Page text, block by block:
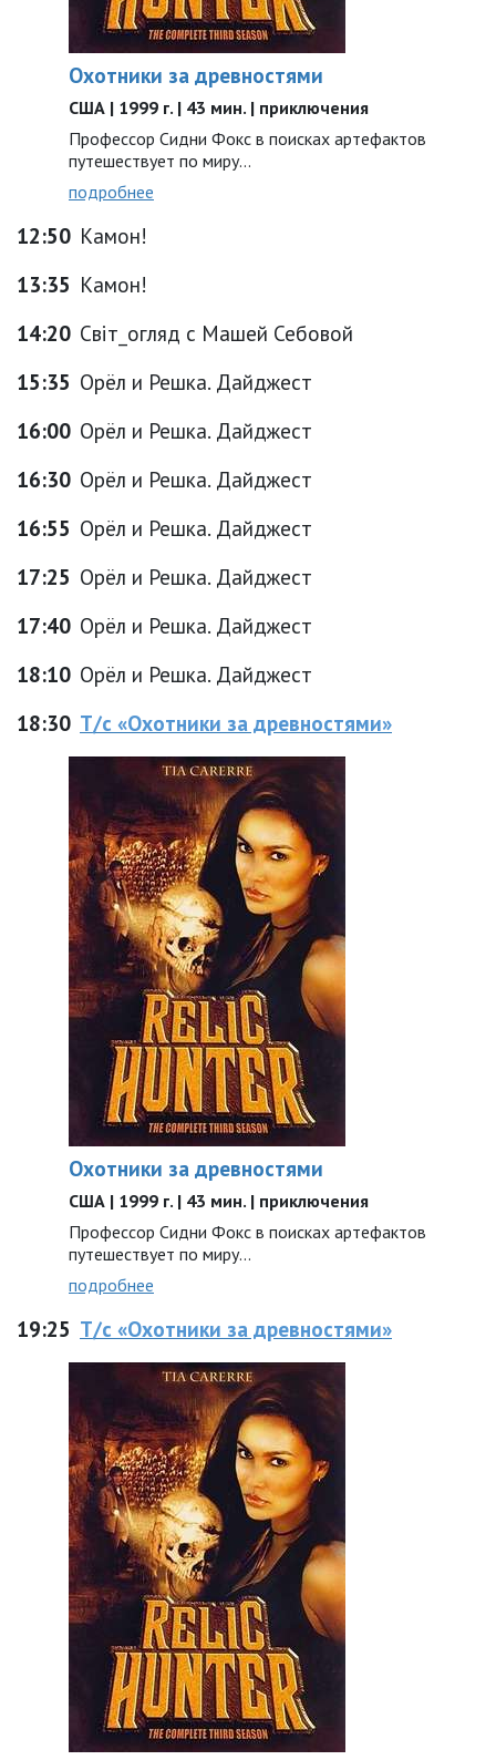
Охотники за древностями
США | 1999 г. | 43 мин. | приключения
Профессор Сидни Фокс в поисках артефактов
путешествует по миру...
подробнее
12:50 Камон!
13:35 Камон!
14:20 Світ_огляд с Машей Себовой
15:35 Орёл и Решка. Дайджест
16:00 Орёл и Решка. Дайджест
16:30 Орёл и Решка. Дайджест
16:55 Орёл и Решка. Дайджест
17:25 Орёл и Решка. Дайджест
17:40 Орёл и Решка. Дайджест
18:10 Орёл и Решка. Дайджест
18:30 Т/с «Охотники за древностями»
Охотники за древностями
США | 1999 г. | 43 мин. | приключения
Профессор Сидни Фокс в поисках артефактов
путешествует по миру...
подробнее
19:25 Т/с «Охотники за древностями»